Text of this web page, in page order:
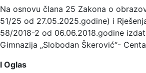
Na osnovu člana 25 Zakona o
51/25 od 27.05.2025.godine) i
58/2018-2 od 06.06.2018.godine
Gimnazija „Slobodan Škerović“-
I Oglas